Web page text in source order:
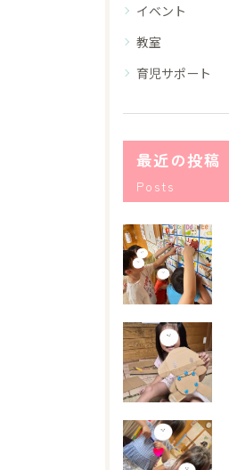
イベント
教室
育児サポート
最近の投稿
Posts